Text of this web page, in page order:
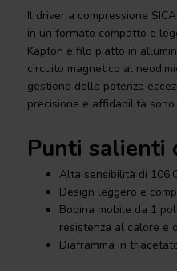
Il driver a compressione
in un formato compatto e
Kapton e filo piatto in
circuito magnetico al
gestione della potenza
precisione e affidabilità sono
Punti salienti
Alta sensibilità di
Design leggero e
Bobina mobile da 1
resistenza al calore e
Diaframma in